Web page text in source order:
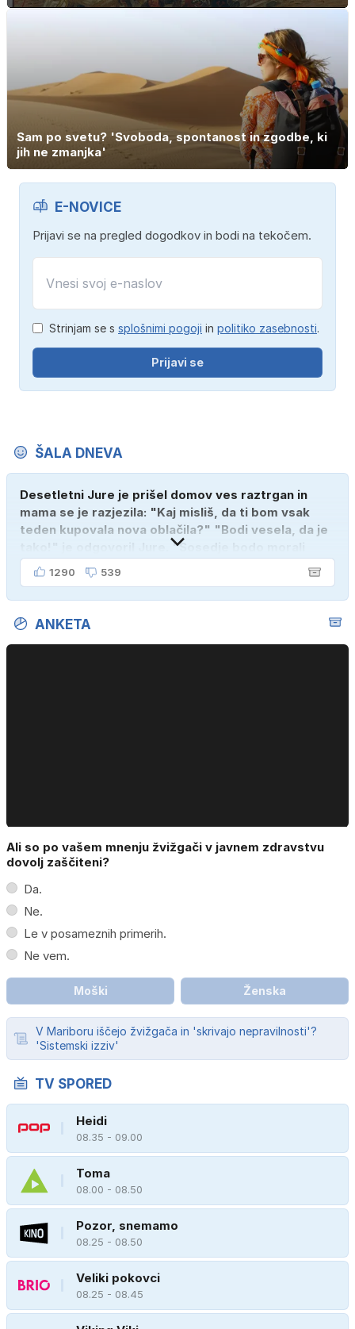
Sam po svetu? 'Svoboda, spontanost in zgodbe, ki
jih ne zmanjka'
E-NOVICE
Prijavi se na pregled dogodkov in bodi na tekočem.
Strinjam se s splošnimi pogoji in politiko zasebnosti.
Prijavi se
ŠALA DNEVA
Desetletni Jure je prišel domov ves raztrgan in
mama se je razjezila: "Kaj misliš, da ti bom vsak
teden kupovala nova oblačila?" "Bodi vesela, da je
tako!" je odgovoril Jure. "Sosedje bodo morali
kupiti novega sina, tako sem ga prebutal!"
1290 539
ANKETA
Ali so po vašem mnenju žvižgači v javnem zdravstvu
dovolj zaščiteni?
Da.
Ne.
Le v posameznih primerih.
Ne vem.
Moški Ženska
V Mariboru iščejo žvižgača in 'skrivajo nepravilnosti'?
'Sistemski izziv'
TV SPORED
Heidi
08.35 - 09.00
Toma
08.00 - 08.50
Pozor, snemamo
08.25 - 08.50
Veliki pokovci
08.25 - 08.45